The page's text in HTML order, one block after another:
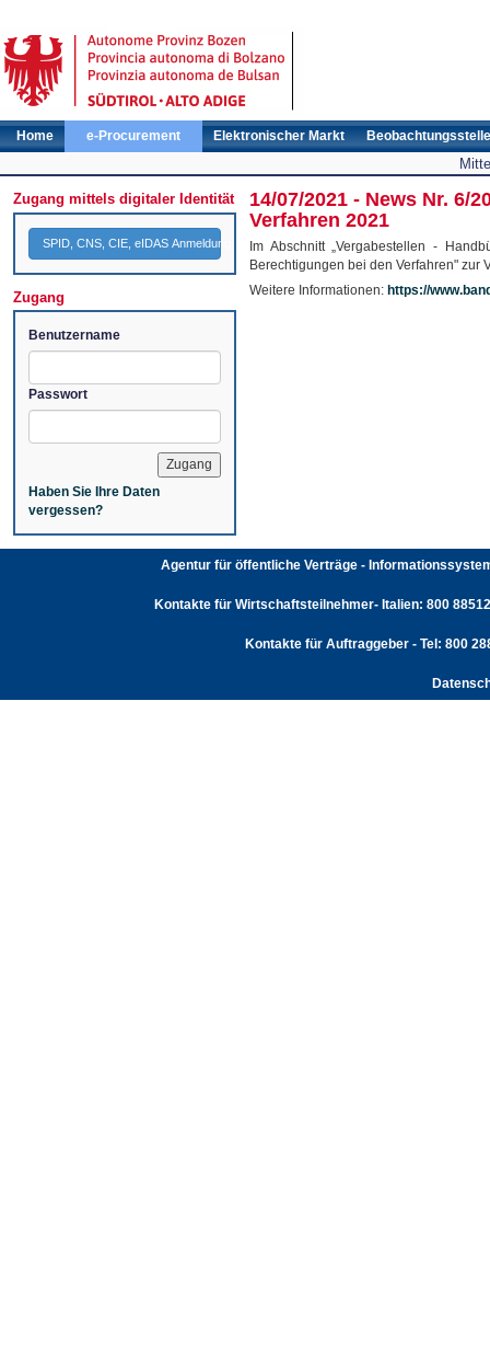
Home e-Procurement Elektronischer Markt Beobachtungsstelle
Zugang mittels digitaler Identität
SPID, CNS, CIE, eIDAS Anmeldung
Zugang
Benutzername
Passwort
Haben Sie Ihre Daten
vergessen?
14/07/2021 - News Nr. 6/
Verfahren 2021
Im Abschnitt „Vergabestellen -
Berechtigungen bei den Verfahren" zur
Weitere Informationen: https://
Agentur für öffentliche Verträge -
Kontakte für Wirtschaftsteilnehmer- Italien: 800
Kontakte für Auftraggeber - Tel: 800